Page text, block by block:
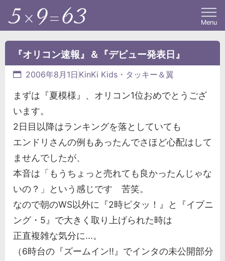
Menu
『オリコン速報』＆『デビュー発表日』
2006年8月1日 KinKi Kids・タッキー＆翼
まずは『夏模様』、オリコン1位おめでとうござ
います。
2日目以降はランキングを落としていても
エンドリさんの例もあったんでさほど心配はして
ませんでしたが、
本音は「もうちょっと売れても良かったんじゃな
いの？」という感じです 苦笑。
なので朝のWS以外に『2時ピタッ！』と『イブニ
ング・5』で大きく取り上げられた時は
正直複雑な気分に...。
（6時台の『ズームイン!!』でインタの未公開部分